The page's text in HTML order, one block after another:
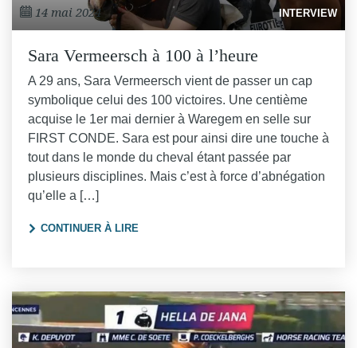
14 mai 2024 INTERVIEW
Sara Vermeersch à 100 à l’heure
A 29 ans, Sara Vermeersch vient de passer un cap
symbolique celui des 100 victoires. Une centième
acquise le 1er mai dernier à Waregem en selle sur
FIRST CONDE. Sara est pour ainsi dire une touche à
tout dans le monde du cheval étant passée par
plusieurs disciplines. Mais c’est à force d’abnégation
qu’elle a […]
CONTINUER À LIRE